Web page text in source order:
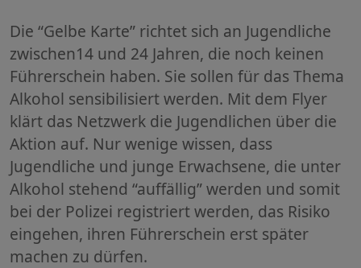
Die “Gelbe Karte” richtet sich an Jugendliche
zwischen14 und 24 Jahren, die noch keinen
Führerschein haben. Sie sollen für das Thema
Alkohol sensibilisiert werden. Mit dem Flyer
klärt das Netzwerk die Jugendlichen über die
Aktion auf. Nur wenige wissen, dass
Jugendliche und junge Erwachsene, die unter
Alkohol stehend “auffällig” werden und somit
bei der Polizei registriert werden, das Risiko
eingehen, ihren Führerschein erst später
machen zu dürfen.